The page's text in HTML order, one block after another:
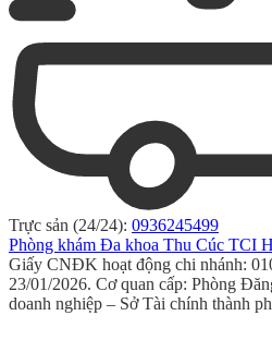
Trực sản (24/24): 0936245499
Phòng khám Đa khoa Thu Cúc TCI
Giấy CNĐK hoạt động chi nhánh:
23/01/2026. Cơ quan cấp: Phòng
doanh nghiệp – Sở Tài chính thành